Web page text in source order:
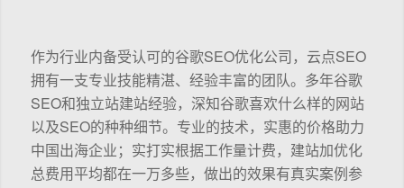
作为行业内备受认可的谷歌SEO优化公司，云点SEO
拥有一支专业技能精湛、经验丰富的团队。多年谷歌
SEO和独立站建站经验，深知谷歌喜欢什么样的网站
以及SEO的种种细节。专业的技术，实惠的价格助力
中国出海企业；实打实根据工作量计费，建站加优化
总费用平均都在一万多些，做出的效果有真实案例参